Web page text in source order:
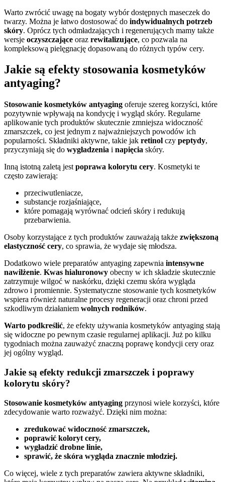
Warto zwrócić uwagę na bogaty wybór dostępnych maseczek do
twarzy. Można je łatwo dostosować do indywidualnych potrzeb
skóry. Oprócz tych odmładzających i regenerujących mamy także
wersje oczyszczające oraz rewitalizujące, co pozwala na
kompleksową pielęgnację dopasowaną do różnych typów cery.
Jakie są efekty stosowania kosmetyków
antyaging?
Stosowanie kosmetyków antyaging oferuje szereg korzyści, które
pozytywnie wpływają na kondycję i wygląd skóry. Regularne
aplikowanie tych produktów skutecznie zmniejsza widoczność
zmarszczek, co jest jednym z najważniejszych powodów ich
popularności. Składniki aktywne, takie jak retinol czy peptydy,
przyczyniają się do wygładzenia i napięcia skóry.
Inną istotną zaletą jest poprawa kolorytu cery. Kosmetyki te
często zawierają:
przeciwutleniacze,
substancje rozjaśniające,
które pomagają wyrównać odcień skóry i redukują
przebarwienia.
Osoby korzystające z tych produktów zauważają także zwiększoną
elastyczność cery, co sprawia, że wydaje się młodsza.
Dodatkowo wiele preparatów antyaging zapewnia intensywne
nawilżenie. Kwas hialuronowy obecny w ich składzie skutecznie
zatrzymuje wilgoć w naskórku, dzięki czemu skóra wygląda
zdrowo i promiennie. Systematyczne stosowanie tych kosmetyków
wspiera również naturalne procesy regeneracji oraz chroni przed
szkodliwym działaniem wolnych rodników.
Warto podkreślić, że efekty używania kosmetyków antyaging stają
się widoczne po pewnym czasie regularnej aplikacji. Już po kilku
tygodniach można zauważyć znaczną poprawę kondycji cery oraz
jej ogólny wygląd.
Jakie są efekty redukcji zmarszczek i poprawy
kolorytu skóry?
Stosowanie kosmetyków antyaging przynosi wiele korzyści, które
zdecydowanie warto rozważyć. Dzięki nim można:
zredukować widoczność zmarszczek,
poprawić koloryt cery,
wygładzić drobne linie,
sprawić, że skóra wygląda znacznie młodziej.
Co więcej, wiele z tych preparatów zawiera aktywne składniki,